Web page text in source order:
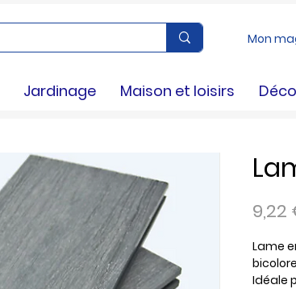
Mon
Jardinage Maison et loisirs
9,22
Lame
Idéale